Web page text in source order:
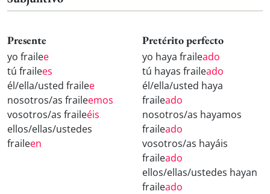
Presente
yo frailee
tú frailees
él/ella/usted frailee
nosotros/as fraileemos
vosotros/as fraileéis
ellos/ellas/ustedes
fraileen
Pretérito perfecto
yo haya fraileado
tú hayas fraileado
él/ella/usted haya
fraileado
nosotros/as hayamos
fraileado
vosotros/as hayáis
fraileado
ellos/ellas/ustedes hayan
fraileado